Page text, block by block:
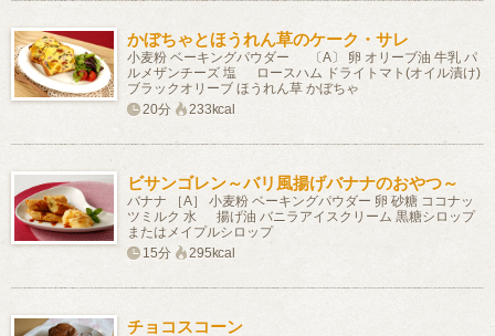
かぼちゃとほうれん草のケーク・サレ
小麦粉 ベーキングパウダー 〔A〕 卵 オリーブ油 牛乳 パ
ルメザンチーズ 塩 ロースハム ドライトマト(オイル漬け)
ブラックオリーブ ほうれん草 かぼちゃ
20分
233kcal
ビサンゴレン～バリ風揚げバナナのおやつ～
バナナ ［A］ 小麦粉 ベーキングパウダー 卵 砂糖 ココナッ
ツミルク 水 揚げ油 バニラアイスクリーム 黒糖シロップ
またはメイプルシロップ
15分
295kcal
チョコスコーン